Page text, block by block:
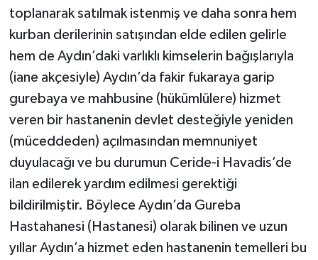
toplanarak satılmak istenmiş ve daha sonra hem
kurban derilerinin satışından elde edilen gelirle
hem de Aydın’daki varlıklı kimselerin bağışlarıyla
(iane akçesiyle) Aydın’da fakir fukaraya garip
gurebaya ve mahbusine (hükümlülere) hizmet
veren bir hastanenin devlet desteğiyle yeniden
(müceddeden) açılmasından memnuniyet
duyulacağı ve bu durumun Ceride-i Havadis’de
ilan edilerek yardım edilmesi gerektiği
bildirilmiştir. Böylece Aydın’da Gureba
Hastahanesi (Hastanesi) olarak bilinen ve uzun
yıllar Aydın’a hizmet eden hastanenin temelleri bu